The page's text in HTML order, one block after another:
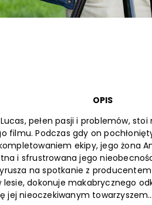
OPIS
pełen pasji i problemów,
filmu. Podczas gdy on
ekipy, jego żona
i sfrustrowana jego
na spotkanie z
dokonuje makabrycznego
jej nieoczekiwanym towarzyszem…